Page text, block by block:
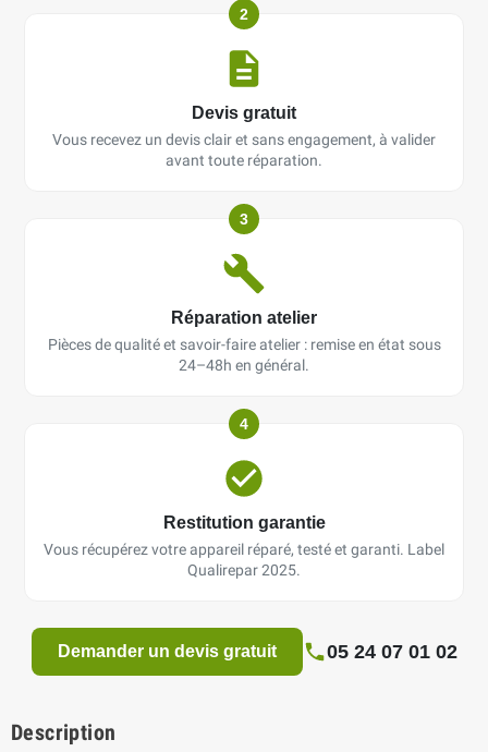
2
Devis gratuit
Vous recevez un devis clair et sans engagement, à valider
avant toute réparation.
3
Réparation atelier
Pièces de qualité et savoir-faire atelier : remise en état sous
24–48h en général.
4
Restitution garantie
Vous récupérez votre appareil réparé, testé et garanti. Label
Qualirepar 2025.
Demander un devis gratuit 05 24 07 01 02
Description